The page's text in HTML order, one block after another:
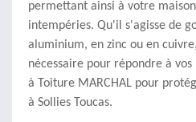
permettant ainsi à votre
intempéries. Qu'il s'agisse de
aluminium, en zinc ou en
nécessaire pour répondre à vos
à Toiture MARCHAL pour
à Sollies Toucas.